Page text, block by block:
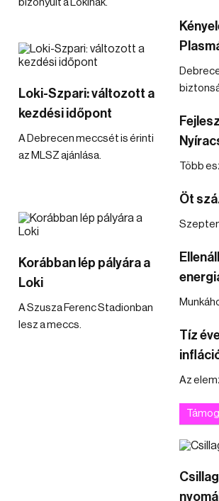
bizonyult a Lokinak.
Loki-Szpari: változott a
kezdési időpont
A Debrecen meccsét is érinti
az MLSZ ajánlása.
Korábban lép pályára a
Loki
A Szusza Ferenc Stadionban
lesz a meccs.
Több
Öt
Tíz
Az